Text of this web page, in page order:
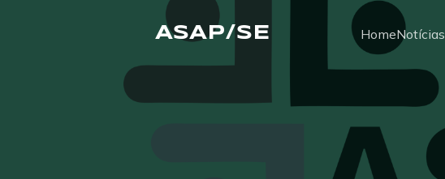
ASAP/SE HomeNotícias